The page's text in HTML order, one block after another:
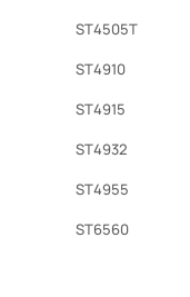
ST4505T
ST4910
ST4915
ST4932
ST4955
ST6560